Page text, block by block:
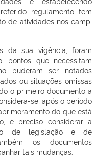
regulamento tem
de atividades nos campi
da sua vigência, foram
pontos que necessitam
puderam ser notados
ou situações omissas
o primeiro documento a
se, após o período
do que está
é preciso considerar a
de legislação e de
os documentos
tais mudanças.